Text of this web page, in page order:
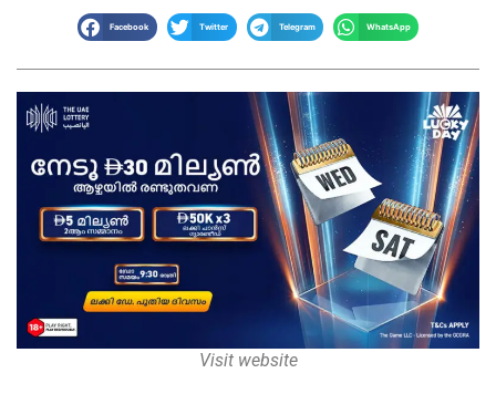
Facebook Twitter Telegram WhatsApp
Visit website